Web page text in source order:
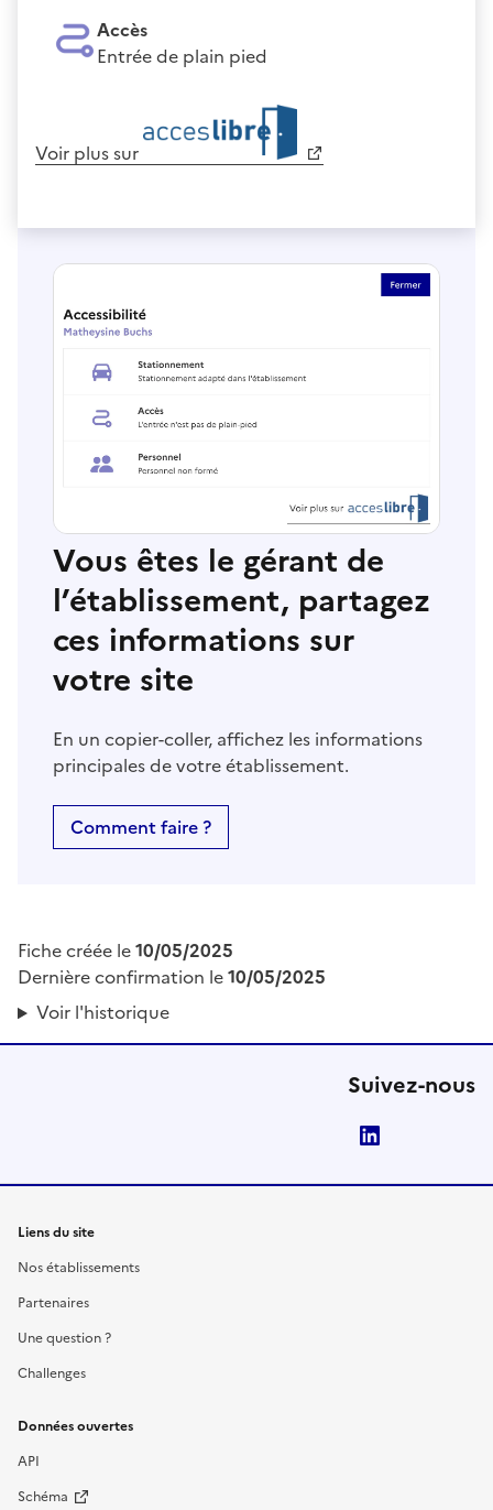
Accès
Entrée de plain pied
Voir plus sur
Vous êtes le gérant de
l’établissement, partagez
ces informations sur
votre site
En un copier-coller, affichez les informations
principales de votre établissement.
Comment faire ?
Fiche créée le10/05/2025
Dernière confirmation le10/05/2025
Voir l'historique
Suivez-nous
Liens du site
Nos établissements
Partenaires
Une question ?
Challenges
Données ouvertes
API
Schéma